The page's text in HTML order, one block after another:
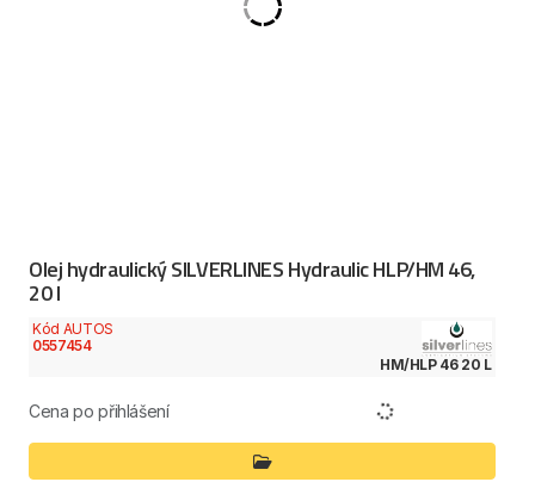
Olej hydraulický SILVERLINES Hydraulic HLP/HM 46,
20 l
Kód AUTOS
0557454
HM/HLP 46 20 L
Cena po přihlášení